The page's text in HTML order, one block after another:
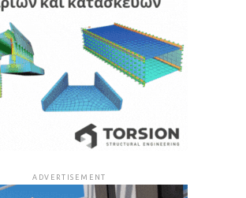
ADVERTISEMENT